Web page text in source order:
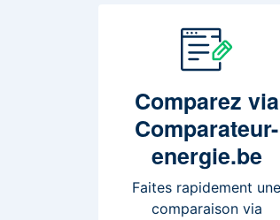
Comparez via
Comparateur-
energie.be
Faites rapidement une
comparaison via